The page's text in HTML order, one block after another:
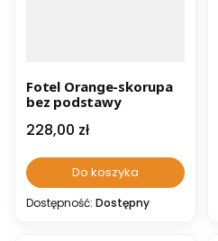
Fotel Orange-skorupa
bez podstawy
Cena
228,00 zł
Do koszyka
Dostępność: Dostępny